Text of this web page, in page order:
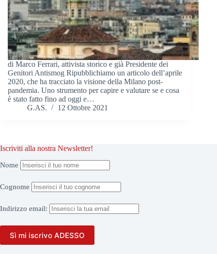
di Marco Ferrari, attivista storico e già Presidente dei
Genitori Antismog Ripubblichiamo un articolo dell’aprile
2020, che ha tracciato la visione della Milano post-
pandemia. Uno strumento per capire e valutare se e cosa
è stato fatto fino ad oggi e…
G.AS.
12 Ottobre 2021
Iscriviti alla nostra Newsletter!
Nome
Cognome
Indirizzo email: